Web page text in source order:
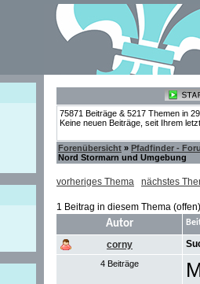
75871 Beiträge & 5217 Themen in
Keine neuen Beiträge, seit Ihrem
Forenübersicht » Pfadfinder -
Nord Stormarn und Umgebung
vorheriges Thema nächstes
1 Beitrag in diesem Thema (offen)
Autor
corny
4 Beiträge